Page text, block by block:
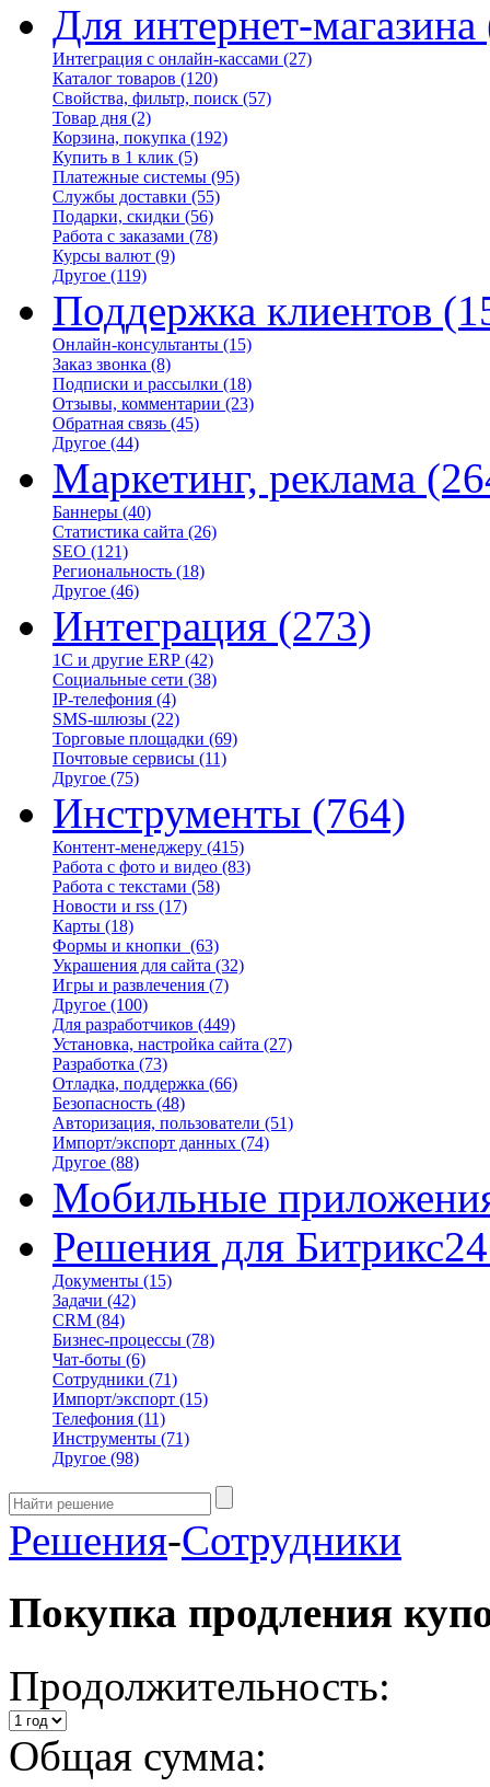
Для интернет-магазина
Интеграция с онлайн-кассами (27)
Каталог товаров (120)
Свойства, фильтр, поиск (57)
Товар дня (2)
Корзина, покупка (192)
Купить в 1 клик (5)
Платежные системы (95)
Службы доставки (55)
Подарки, скидки (56)
Работа с заказами (78)
Курсы валют (9)
Другое (119)
Поддержка клиентов
Онлайн-консультанты (15)
Заказ звонка (8)
Подписки и рассылки (18)
Отзывы, комментарии (23)
Обратная связь (45)
Другое (44)
Маркетинг, реклама
Баннеры (40)
Статистика сайта (26)
SEO (121)
Региональность (18)
Другое (46)
Интеграция (273)
1С и другие ERP (42)
Социальные сети (38)
IP-телефония (4)
SMS-шлюзы (22)
Торговые площадки (69)
Почтовые сервисы (11)
Другое (75)
Инструменты (764)
Контент-менеджеру (415)
Работа с фото и видео (83)
Работа с текстами (58)
Новости и rss (17)
Карты (18)
Формы и кнопки (63)
Украшения для сайта (32)
Игры и развлечения (7)
Другое (100)
Для разработчиков (449)
Установка, настройка сайта (27)
Разработка (73)
Отладка, поддержка (66)
Безопасность (48)
Авторизация, пользователи (51)
Импорт/экспорт данных (74)
Другое (88)
Мобильные
Решения для Битрикс24
Документы (15)
Задачи (42)
CRM (84)
Бизнес-процессы (78)
Чат-боты (6)
Сотрудники (71)
Импорт/экспорт (15)
Телефония (11)
Инструменты (71)
Другое (98)
Решения-Сотрудники
Покупка продления
Продолжительность:
Общая сумма: